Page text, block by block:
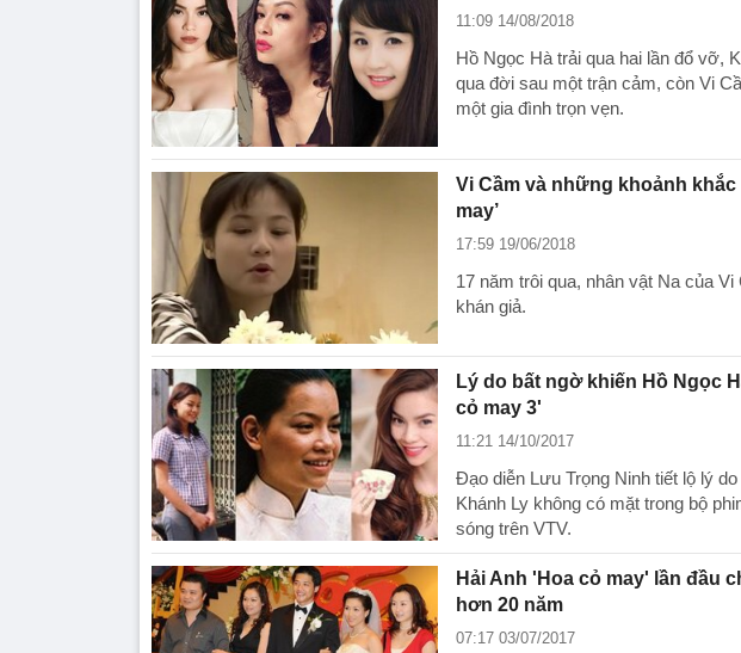
11:09 14/08/2018
Hồ Ngọc Hà trải qua hai lần đổ vỡ,
qua đời sau một trận cảm, còn Vi
một gia đình trọn vẹn.
Vi Cầm và những khoảnh
may’
17:59 19/06/2018
17 năm trôi qua, nhân vật Na của
khán giả.
Lý do bất ngờ khiến Hồ Ngọc
cỏ may 3'
11:21 14/10/2017
Đạo diễn Lưu Trọng Ninh tiết lộ lý
Khánh Ly không có mặt trong bộ
sóng trên VTV.
Hải Anh 'Hoa cỏ may' lần đầu
hơn 20 năm
07:17 03/07/2017